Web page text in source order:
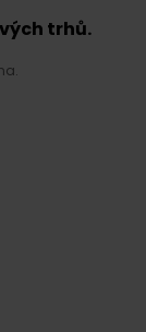
trhů.